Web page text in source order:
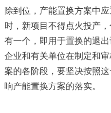
除到位，产能置换方案中
时，新项目不得点火投产
有一个，即用于置换的退
企业和有关单位在制定和
案的各阶段，要坚决按照
响产能置换方案的落实。